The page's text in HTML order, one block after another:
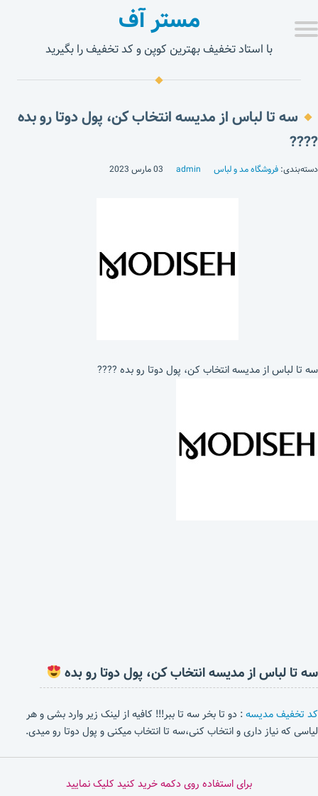
مستر آف
با استاد تخفیف بهترین کوپن و کد تخفیف را بگیرید
سه تا لباس از مدیسه انتخاب کن، پول دوتا رو بده
????
دسته‌بندی: فروشگاه مد و لباس admin 03 مارس 2023
سه تا لباس از مدیسه انتخاب کن، پول دوتا رو بده ????
سه تا لباس از مدیسه انتخاب کن، پول دوتا رو بده
کد تخفیف مدیسه: دو تا بخر سه تا ببر!!! کافیه از لینک زیر وارد بشی و هر
لیاسی که نیاز داری و انتخاب کنی،سه تا انتخاب میکنی و پول دوتا رو میدی.
برای استفاده روی دکمه خرید کنید کلیک نمایید